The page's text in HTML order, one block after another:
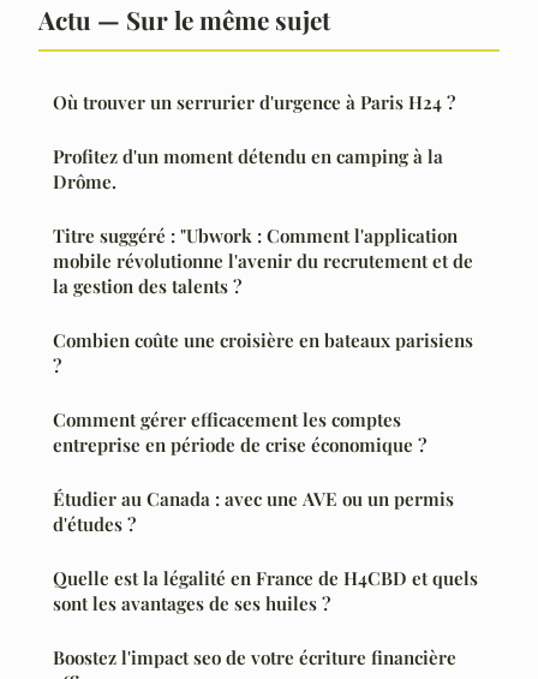
Actu — Sur le même sujet
Où trouver un serrurier d'urgence à Paris H24 ?
Profitez d'un moment détendu en camping à la
Drôme.
Titre suggéré : "Ubwork : Comment l'application
mobile révolutionne l'avenir du recrutement et de
la gestion des talents ?
Combien coûte une croisière en bateaux parisiens
?
Comment gérer efficacement les comptes
entreprise en période de crise économique ?
Étudier au Canada : avec une AVE ou un permis
d'études ?
Quelle est la légalité en France de H4CBD et quels
sont les avantages de ses huiles ?
Boostez l'impact seo de votre écriture financière